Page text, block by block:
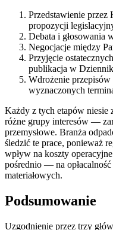
Przedstawienie przez
propozycji
Debata i głosowania
Negocjacje między
Przyjęcie
publikacja w
Wdrożenie
wyznaczonych
Każdy z tych etapów niesie
różne grupy interesów —
przemysłowe. Branża
śledzić te prace, ponieważ
wpływ na koszty
pośrednio — na
materiałowych.
Podsumowanie
Uzgodnienie przez trzy